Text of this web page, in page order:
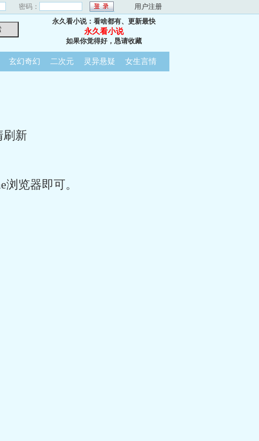
密码： 用户注册
永久看小说：看啥都有、更新最快
永久看小说
如果你觉得好，恳请收藏
玄幻奇幻 二次元 灵异悬疑 女生言情
刷新
览器即可。